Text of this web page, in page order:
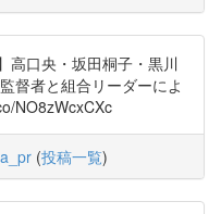
高口央・坂田桐子・黒川
督者と組合リーダーによ
NO8zWcxCXc
(投稿一覧)